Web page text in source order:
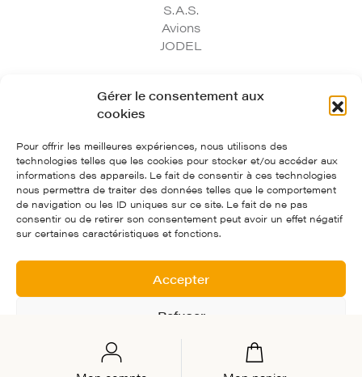
Gérer le consentement aux
cookies
Pour offrir les meilleures expériences, nous utilisons des
technologies telles que les cookies pour stocker et/ou accéder aux
informations des appareils. Le fait de consentir à ces technologies
nous permettra de traiter des données telles que le comportement
de navigation ou les ID uniques sur ce site. Le fait de ne pas
consentir ou de retirer son consentement peut avoir un effet négatif
sur certaines caractéristiques et fonctions.
Accepter
Refuser
S.A.S.
Avions
JODEL
97, route départementale 974 - 21700 Corgoloin
Avions Jodel
Crédits et mentions légales
Politique de confidentialité